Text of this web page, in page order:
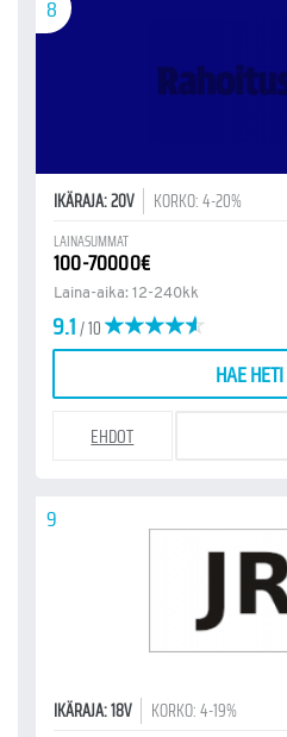
8
IKÄRAJA: 20V KORKO: 4-20%
LAINASUMMAT
100-70000€
Laina-aika: 12-240kk
9.1/ 10
HAE HETI
EHDOT
9
IKÄRAJA: 18V KORKO: 4-19%